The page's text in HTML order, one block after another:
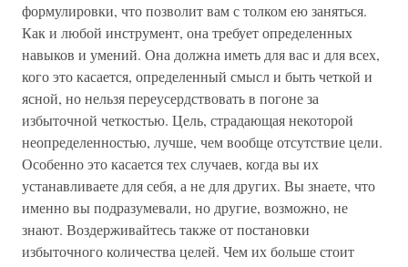
формулировки, что позволит вам с толком ею заняться.
Как и любой инструмент, она требует определенных
навыков и умений. Она должна иметь для вас и для всех,
кого это касается, определенный смысл и быть четкой и
ясной, но нельзя переусердствовать в погоне за
избыточной четкостью. Цель, страдающая некоторой
неопределенностью, лучше, чем вообще отсутствие цели.
Особенно это касается тех случаев, когда вы их
устанавливаете для себя, а не для других. Вы знаете, что
именно вы подразумевали, но другие, возможно, не
знают. Воздерживайтесь также от постановки
избыточного количества целей. Чем их больше стоит